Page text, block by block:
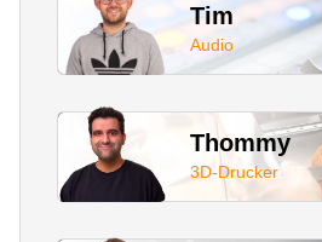
Tim
Audio
Thommy
3D-Drucker